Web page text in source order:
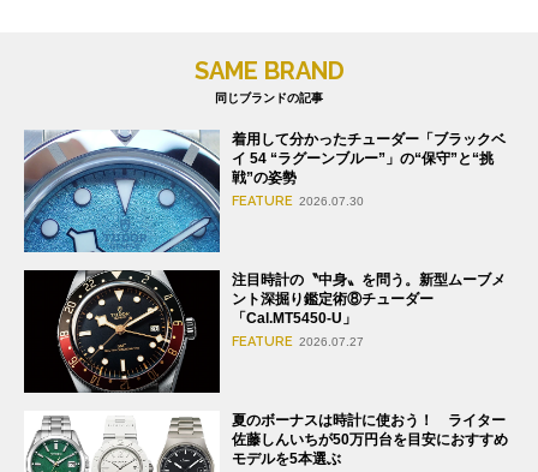
SAME BRAND
同じブランドの記事
着用して分かったチューダー「ブラックベ
イ 54 “ラグーンブルー”」の“保守”と“挑
戦”の姿勢
FEATURE 2026.07.30
注目時計の〝中身〟を問う。新型ムーブメ
ント深掘り鑑定術⑧チューダー
「Cal.MT5450-U」
FEATURE 2026.07.27
夏のボーナスは時計に使おう！ ライター
佐藤しんいちが50万円台を目安におすすめ
モデルを5本選ぶ